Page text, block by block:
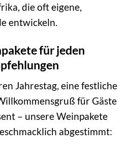
die oft eigene,
entwickeln.
für jeden
Jahrestag, eine festliche
für Gäste
– unsere Weinpakete
abgestimmt: